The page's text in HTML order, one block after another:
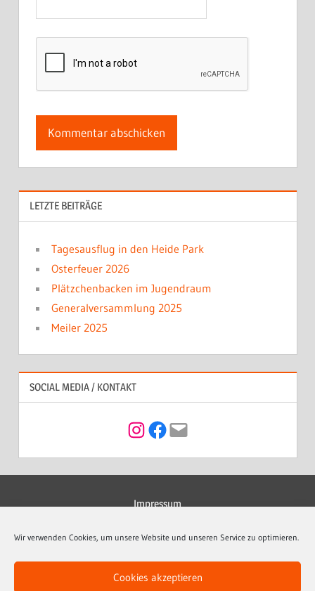
Wir verwenden Cookies, um unsere Website und unseren Service zu optimieren.
Cookies akzeptieren
LETZTE BEITRÄGE
Tagesausflug in den Heide Park
Osterfeuer 2026
Plätzchenbacken im Jugendraum
Generalversammlung 2025
Meiler 2025
SOCIAL MEDIA / KONTAKT
Instagram
Facebook
Mail
Impressum
Datenschutzerklärung
Kontakt